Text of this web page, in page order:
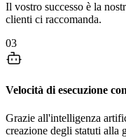
Il vostro successo è la
clienti ci raccomanda.
03
Velocità di esecuzione
Grazie all'intelligenza
creazione degli statuti alla